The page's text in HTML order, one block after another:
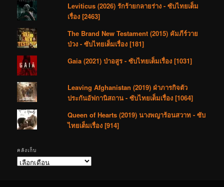
Leviticus (2026) รักร้ายกลายร่าง - ซับไทยเต็ม
เรื่อง [2463]
The Brand New Testament (2015) คัมภีร์วาย
ป่วง - ซับไทยเต็มเรื่อง [181]
Gaia (2021) ป่าอสูร - ซับไทยเต็มเรื่อง [1031]
Leaving Afghanistan (2019) ฝ่าภารกิจตัว
ประกันอัฟกานิสถาน - ซับไทยเต็มเรื่อง [1064]
Queen of Hearts (2019) นางพญาร้อนสวาท - ซับ
ไทยเต็มเรื่อง [914]
คลังเก็บ
คลัง